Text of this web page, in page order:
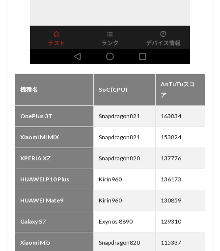
機種名 SoC(CPU)
AnTuTuスコ
ア
OnePlus 3T Snapdragon821 163834
Xiaomi Mi MIX Snapdragon821 153824
XPERIA XZ Snapdragon820 137776
HUAWEI P10 Plus Kirin960 136173
HUAWEI Mate9 Kirin960 130859
Galaxy S7 Exynos 8890 129310
Xiaomi Mi5 Snapdragon820 115337